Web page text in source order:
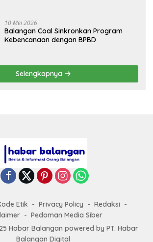
10 Mei 2026
Balangan Coal Sinkronkan Program
Kebencanaan dengan BPBD
Selengkapnya
Etik Privacy Policy
Redaksi
Pedoman Media Siber
Habar Balangan powered by PT. Habar
Balangan Digital